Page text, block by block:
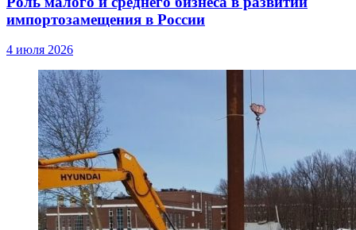
импортозамещения в России
4 июля 2026